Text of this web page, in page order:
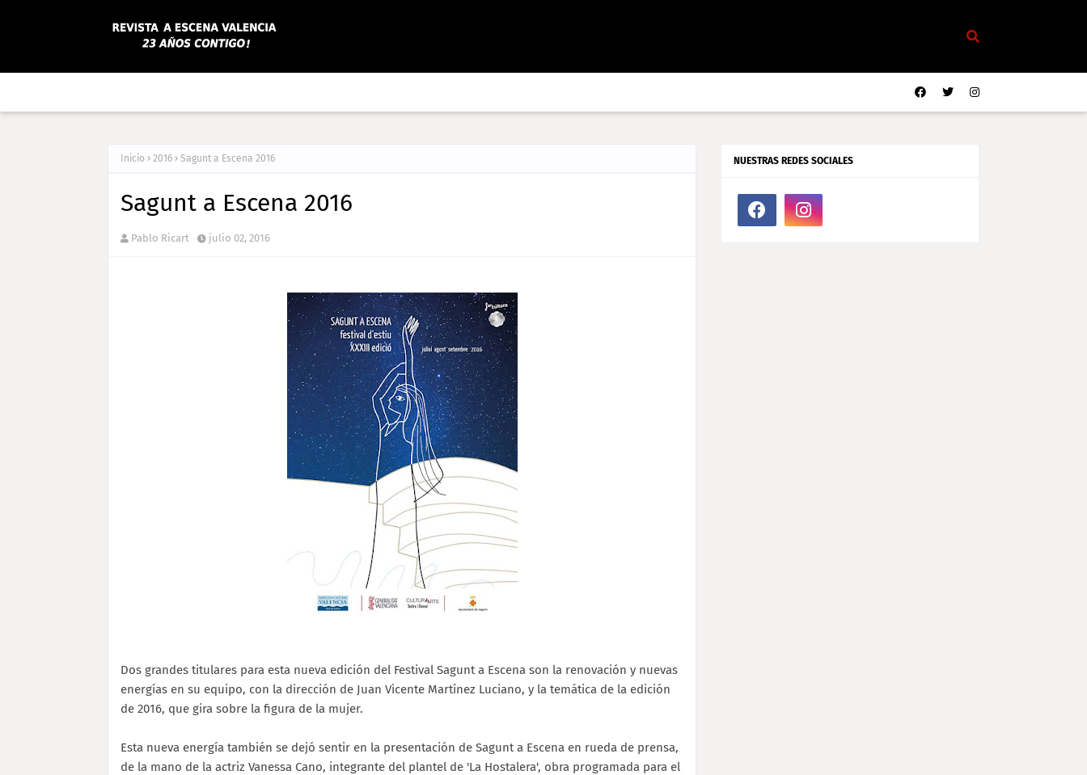
Inicio 2016 Sagunt a Escena 2016
Sagunt a Escena 2016
Pablo Ricart julio 02, 2016
Dos grandes titulares para esta nueva edición del Festival Sagunt a Escena son la renovación y nuevas
energías en su equipo, con la dirección de Juan Vicente Martínez Luciano, y la temática de la edición
de 2016, que gira sobre la figura de la mujer.
Esta nueva energía también se dejó sentir en la presentación de Sagunt a Escena en rueda de prensa,
de la mano de la actriz Vanessa Cano, integrante del plantel de 'La Hostalera', obra programada para el
NUESTRAS REDES SOCIALES